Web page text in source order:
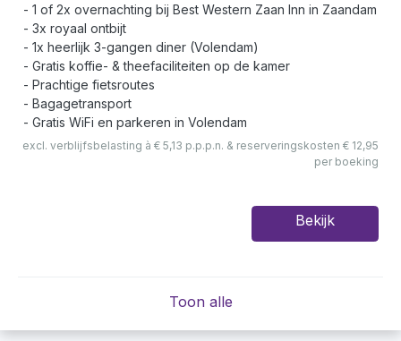
1 of 2x overnachting bij Best Western Zaan Inn in Zaandam
3x royaal ontbijt
1x heerlijk 3-gangen diner (Volendam)
Gratis koffie- & theefaciliteiten op de kamer
Prachtige fietsroutes
Bagagetransport
Gratis WiFi en parkeren in Volendam
excl. verblijfsbelasting à € 5,13 p.p.p.n. & reserveringskosten € 12,95
per boeking
Bekijk
Toon alle